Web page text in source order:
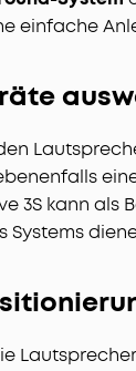
einfache
3S kann als
Systems